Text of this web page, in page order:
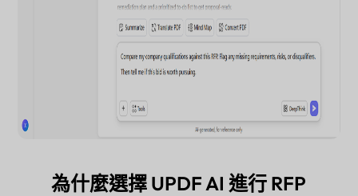
為什麼選擇 UPDF AI 進行 RFP